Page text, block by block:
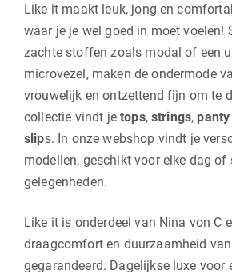
Like it maakt leuk, jong en
waar je je wel goed in moet voelen!
zachte stoffen zoals modal of een
microvezel, maken de ondermode
vrouwelijk en ontzettend fijn om te
collectie vindt jetops,strings,
slips. In onze webshop vindt je
modellen, geschikt voor elke dag of
gelegenheden.
Like it is onderdeel van Nina von C
draagcomfort en duurzaamheid
gegarandeerd. Dagelijkse luxe voor